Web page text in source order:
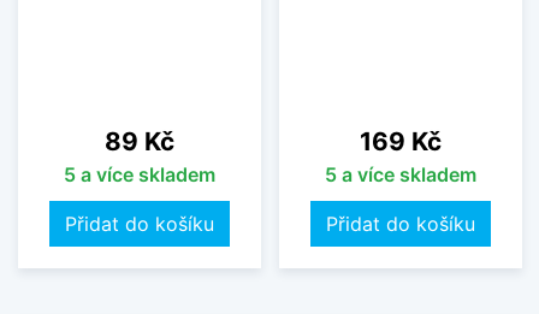
Cena
89 Kč
5 a více skladem
Přidat do košíku
Cena
169 Kč
5 a více skladem
Přidat do košíku